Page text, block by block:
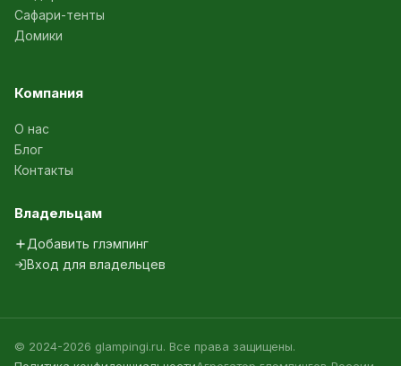
Сафари-тенты
Домики
Компания
О нас
Блог
Контакты
Владельцам
Добавить глэмпинг
Вход для владельцев
© 2024-2026 glampingi.ru. Все права защищены.